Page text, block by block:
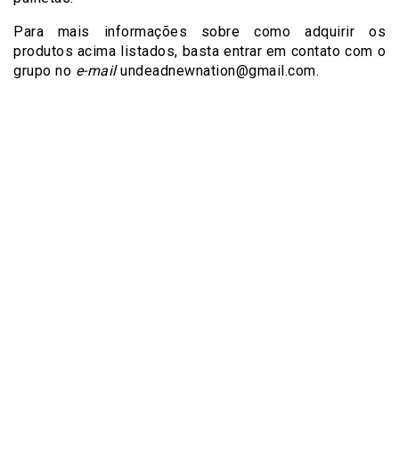
Para mais informações sobre como adquirir os
produtos acima listados, basta entrar em contato com o
grupo no e-mailundeadnewnation@gmail.com.